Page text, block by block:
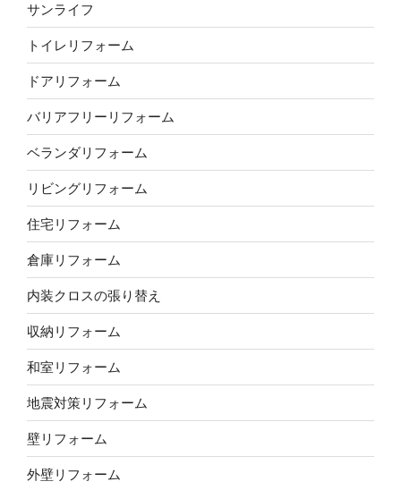
サンライフ
トイレリフォーム
ドアリフォーム
バリアフリーリフォーム
ベランダリフォーム
リビングリフォーム
住宅リフォーム
倉庫リフォーム
内装クロスの張り替え
収納リフォーム
和室リフォーム
地震対策リフォーム
壁リフォーム
外壁リフォーム